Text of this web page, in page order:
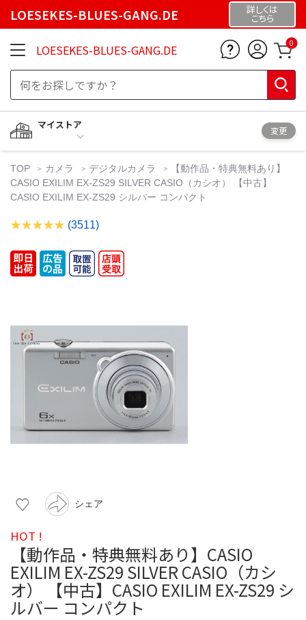
LOESEKES-BLUES-GANG.DE 詳しくは
こちら
LOESEKES-BLUES-GANG.DE 0
マイストア
変更
TOP カメラ デジタルカメラ
【動作品・特典無料あり】
CASIO EXILIM EX-ZS29 SILVER CASIO（カシオ） 【中古】
CASIO EXILIM EX-ZS29 シルバー コンパクト
(3511)
シェア
HOT !
【動作品・特典無料あり】CASIO
EXILIM EX-ZS29 SILVER CASIO（カシ
オ） 【中古】CASIO EXILIM EX-ZS29 シ
ルバー コンパクト